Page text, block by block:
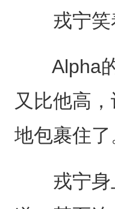
戎宁笑着
Alpha的
又比他高
地包裹住了
戎宁身上